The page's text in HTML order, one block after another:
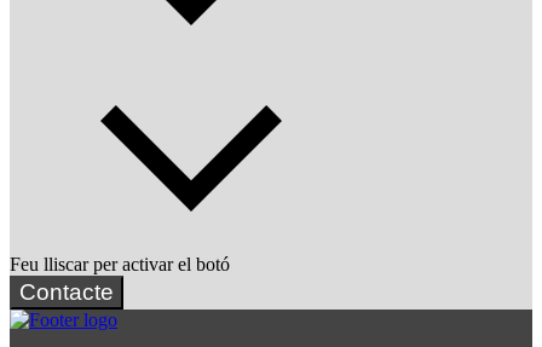
Feu lliscar per activar el botó
Contacte